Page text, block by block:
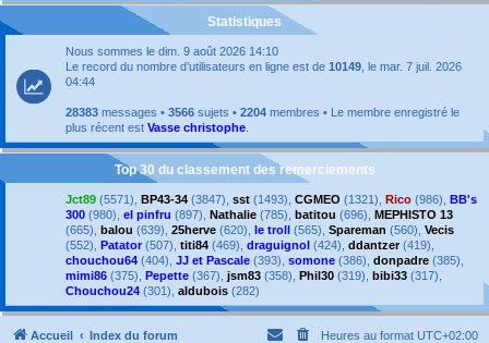
Statistiques
Nous sommes le dim. 9 août 2026 14:10
Le record du nombre d’utilisateurs en ligne est de 10149 , le mar. 7 juil. 2026
04:44
28383 messages • 3566 sujets • 2204 membres • Le membre enregistré le
plus récent est Vasse christophe
Top 30 du classement des remerciements
Jct89 (5571), BP43-34 (3847), sst (1493), CGMEO (1321), Rico (986), BB's
300 (980), el pinfru (897), Nathalie (785), batitou (696), MEPHISTO 13
(665), balou (639), 25herve (620), le troll (565), Spareman (560), Vecis
(552), Patator (507), titi84 (469), draguignol (424), ddantzer(419),
chouchou64 (404), JJ et Pascale (393), somone (386), donpadre (385),
mimi86 (375), Pepette (367), jsm83 (358), Phil30 (319), bibi33 (317),
Chouchou24 (301), aldubois (282)
Accueil Index du forum Heures au format UTC+02:00